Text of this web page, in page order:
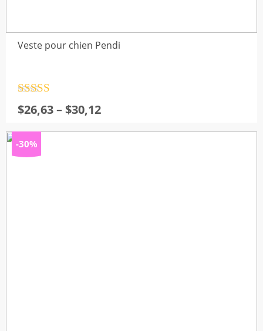
Veste pour chien Pendi
sur 5
$26,63– $30,12
Plage
prix :
$26,63
-30%